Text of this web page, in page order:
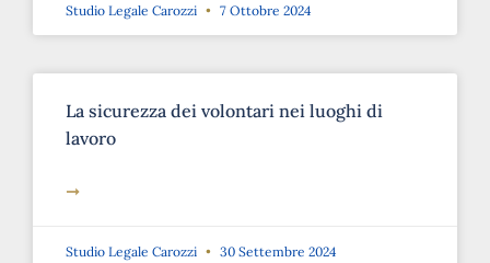
Studio Legale Carozzi 7 Ottobre 2024
La sicurezza dei volontari nei luoghi di
lavoro
➞
Studio Legale Carozzi 30 Settembre 2024